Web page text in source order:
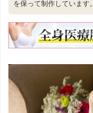
を保って制作しています。